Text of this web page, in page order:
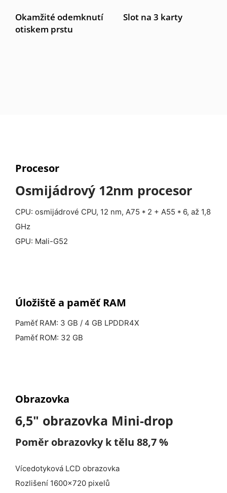
Okamžité odemknutí
otiskem prstu
Slot na 3 karty
Procesor
Osmijádrový 12nm procesor
CPU: osmijádrové CPU, 12 nm, A75 * 2 + A55 * 6, až 1,8
GHz
GPU: Mali-G52
Úložiště a paměť RAM
Paměť RAM: 3 GB / 4 GB LPDDR4X
Paměť ROM: 32 GB
Obrazovka
6,5″ obrazovka Mini-drop
Poměr obrazovky k tělu 88,7 %
Vícedotyková LCD obrazovka
Rozlišení 1600x720 pixelů